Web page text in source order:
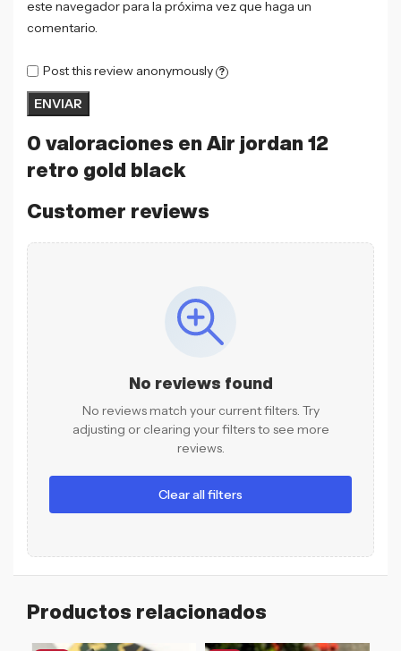
0 valoraciones en Air jordan 12
retro gold black
Customer reviews
No reviews found
No reviews match your current filters. Try
adjusting or clearing your filters to see more
reviews.
Clear all filters
este navegador para la próxima vez que haga un
comentario.
Post this review anonymously ?
Productos relacionados